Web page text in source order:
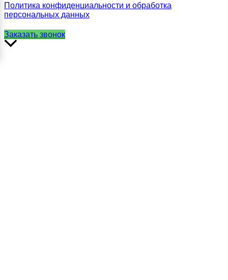
Политика конфиденциальности и обработка
персональных данных
Заказать звонок